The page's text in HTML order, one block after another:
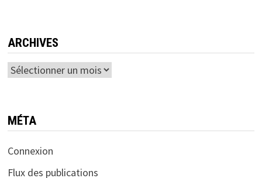
ARCHIVES
Archives
MÉTA
Connexion
Flux des publications